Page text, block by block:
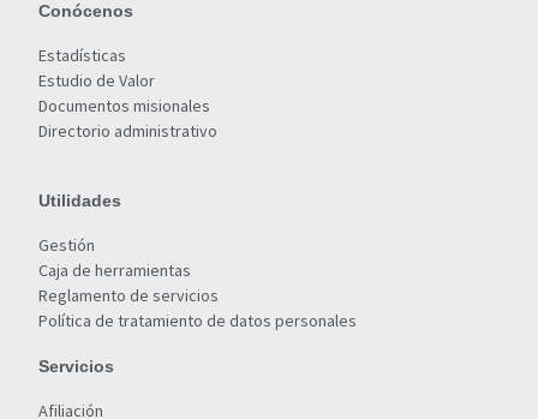
Conócenos
Estadísticas
Estudio de Valor
Documentos misionales
Directorio administrativo
Utilidades
Gestión
Caja de herramientas
Reglamento de servicios
Política de tratamiento de datos personales
Servicios
Afiliación